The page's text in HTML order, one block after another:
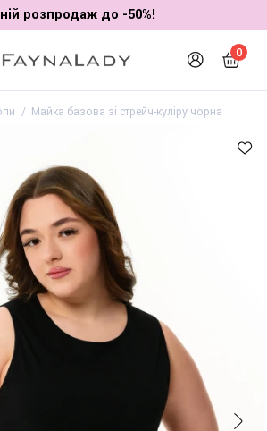
розпродаж до -50%!
0
Майка базова зі стрейч-куліру чорна